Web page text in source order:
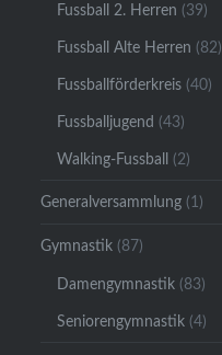
Fussball 2. Herren (39)
Fussball Alte Herren (82)
Fussballförderkreis (40)
Fussballjugend (43)
Walking-Fussball (2)
Generalversammlung (1)
Gymnastik (87)
Damengymnastik (83)
Seniorengymnastik (4)